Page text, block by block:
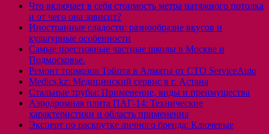
Что включает в себя стоимость метра натяжного потолка
и от чего она зависит?
Иностранные сладости: разнообразие вкусов и
культурные особенности
Самые престижные частные школы в Москве и
Подмосковье.
Ремонт тормозов Тойота в Алматы от СТО ServiceAuto
Medics.kz: Медицинский сервис в г. Астана
Стальные трубы: Применение, виды и преимущества
Аэродромная плита ПАГ-14: Технические
характеристики и область применения
Эксперт по раскрутке личного бренда: Ключевые